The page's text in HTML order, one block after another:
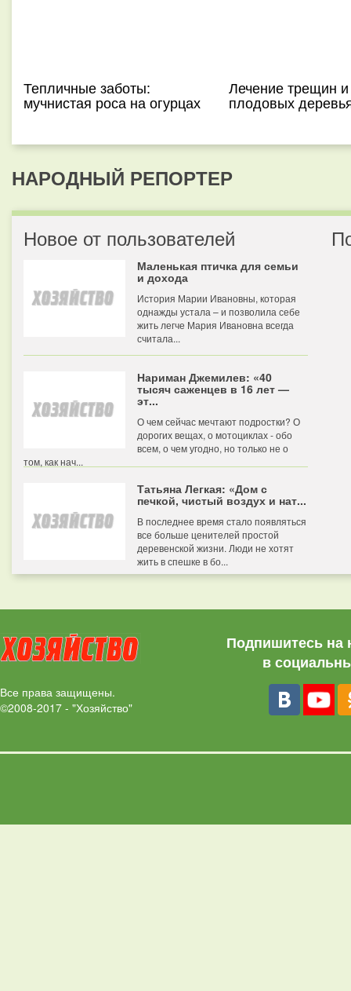
Тепличные заботы:
мучнистая роса на огурцах
Лечение трещин
плодовых
НАРОДНЫЙ РЕПОРТЕР
Новое от пользователей
Маленькая птичка для семьи
и дохода
История Марии Ивановны, которая
однажды устала – и позволила себе
жить легче Мария Ивановна всегда
считала...
Нариман Джемилев: «40
тысяч саженцев в 16 лет —
эт...
О чем сейчас мечтают подростки? О
дорогих вещах, о мотоциклах - обо
всем, о чем угодно, но только не о
том, как нач...
Татьяна Легкая: «Дом с
печкой, чистый воздух и нат...
В последнее время стало появляться
все больше ценителей простой
деревенской жизни. Люди не хотят
жить в спешке в бо...
Все права защищены.
©2008-2017 - "Хозяйство"
Подпишитесь на
в